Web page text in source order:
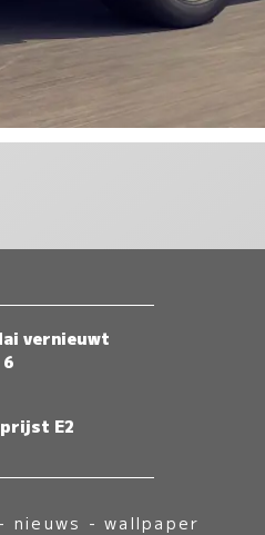
vernieuwt
E2
- nieuws -wallpaper